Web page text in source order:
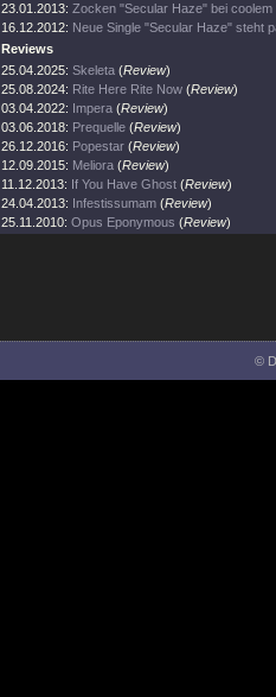
23.01.2013: Zocken "Secular Haze" bei coolem
16.12.2012: Neue Single "Secular Haze" steht
Reviews
25.04.2025: Skeleta (Review)
25.08.2024: Rite Here Rite Now (Review)
03.04.2022: Impera (Review)
03.06.2018: Prequelle (Review)
26.12.2016: Popestar (Review)
12.09.2015: Meliora (Review)
11.12.2013: If You Have Ghost (Review)
24.04.2013: Infestissumam (Review)
25.11.2010: Opus Eponymous (Review)
©